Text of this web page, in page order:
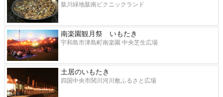
肱川緑地肱南ピクニックランド
南楽園観月祭 いもたき
宇和島市津島町南楽園 中央芝生広場
土居のいもたき
四国中央市関川河川敷ふるさと広場